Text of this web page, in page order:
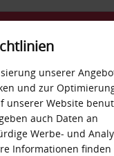
von
unserer
und zur
unserer Website
auch Daten an
Werbe- und
Informationen finden